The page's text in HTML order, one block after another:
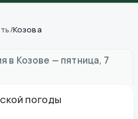
/Козова
в Козове — пятница, 7
ПОГОДЫ